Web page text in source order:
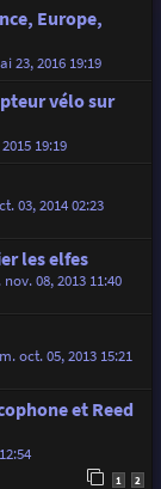
Europe,
23, 2016 19:19
vélo sur
19:19
03, 2014 02:23
les elfes
nov. 08, 2013 11:40
oct. 05, 2013 15:21
et Reed
1 2